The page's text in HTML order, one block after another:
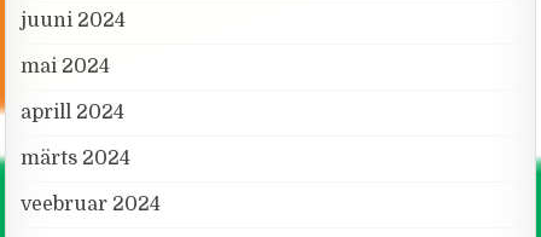
juuni 2024
mai 2024
aprill 2024
märts 2024
veebruar 2024